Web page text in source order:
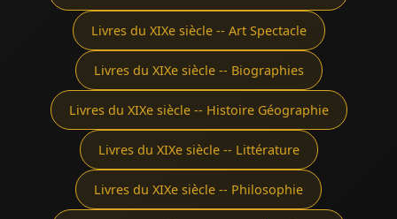
Livres du XIXe siècle -- Art Spectacle
Livres du XIXe siècle -- Biographies
Livres du XIXe siècle -- Histoire Géographie
Livres du XIXe siècle -- Littérature
Livres du XIXe siècle -- Philosophie